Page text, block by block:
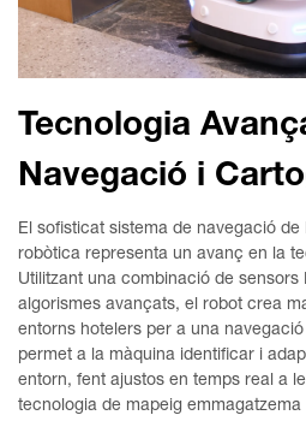
Tecnologia
Navegació i
El sofisticat sistema de navegació
robòtica representa un avanç en la
Utilitzant una combinació de sensors
algorismes avançats, el robot crea
entorns hotelers per a una
permet a la màquina identificar i
entorn, fent ajustos en temps real a
tecnologia de mapeig emmagatzema